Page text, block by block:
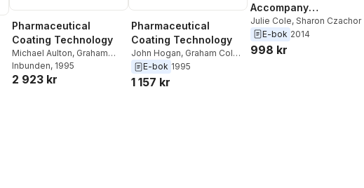
Pharmaceutical
Coating Technology
Michael Aulton, Graham
Cole,John Hogan
Inbunden, 1995
2 923 kr
Pharmaceutical
Coating Technology
John Hogan, Graham Cole ,
Michael Aulton
E-bok 1995
1 157 kr
Accompany
Professional Sewing
Techniques for
Designers
Julie Cole, Sharon Czachor
E-bok 2014
998 kr